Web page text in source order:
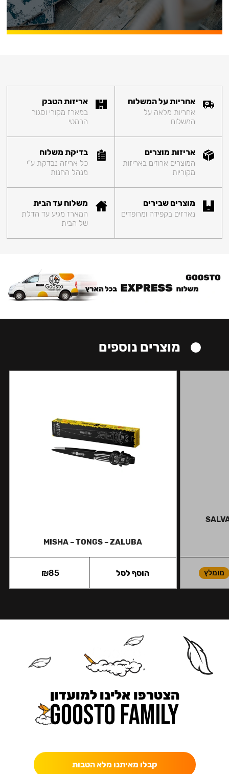
אחריות על המשלוח
אחריות מלאה על
המשלוח
אריזות הטבק
במארז מקורי וסגור
הרמטי
אריזות מוצרים
המוצרים ארוזים באריזות
מקוריות
בדיקת משלוח
כל אריזה נבדקת ע"י
מנהל החנות
מוצרים שבירים
נארזים בקפידה ומרופדים
משלוח עד הבית
המארז מגיע עד הדלת
של הבית
מוצרים נוספים
מומלץ
MISHA – TONGS – ZALUBA
₪85 הוסף לסל
הצטרפו אלינו למועדון
קבלו מאיתנו מלא הטבות